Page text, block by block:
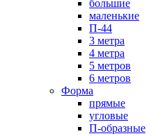
большие
маленькие
П-44
3 метра
4 метра
5 метров
6 метров
Форма
прямые
угловые
П-образные